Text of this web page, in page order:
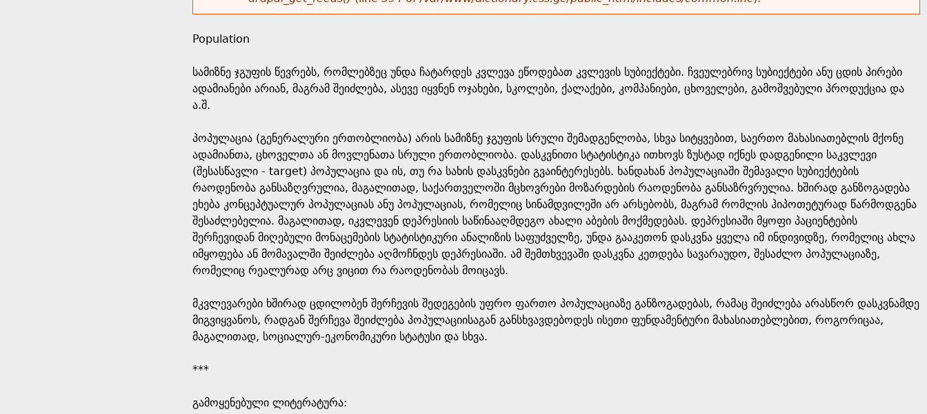
r
s
e
h
e
r
e
o
r
e
s
s
a
g
e
Population
სამიზნე ჯგუფის წევრებს, რომლებზეც უნდა ჩატარდეს კვლევა ეწოდებათ კვლევის სუბიექტები. ჩვეულებრივ სუბიექტები ანუ ცდის პირები
ადამიანები არიან, მაგრამ შეიძლება, ასევე იყვნენ ოჯახები, სკოლები, ქალაქები, კომპანიები, ცხოველები, გამოშვებული პროდუქცია და
ა.შ.
პოპულაცია (გენერალური ერთობლიობა) არის სამიზნე ჯგუფის სრული შემადგენლობა, სხვა სიტყვებით, საერთო მახასიათებლის მქონე
ადამიანთა, ცხოველთა ან მოვლენათა სრული ერთობლიობა. დასკვნითი სტატისტიკა ითხოვს ზუსტად იქნეს დადგენილი საკვლევი
(შესასწავლი - target) პოპულაცია და ის, თუ რა სახის დასკვნები გვაინტერესებს. ხანდახან პოპულაციაში შემავალი სუბიექტების
რაოდენობა განსაზღვრულია, მაგალითად, საქართველოში მცხოვრები მოზარდების რაოდენობა განსაზრვრულია. ხშირად განზოგადება
ეხება კონცეპტუალურ პოპულაციას ანუ პოპულაციას, რომელიც სინამდვილეში არ არსებობს, მაგრამ რომლის ჰიპოთეტურად წარმოდგენა
შესაძლებელია. მაგალითად, იკვლევენ დეპრესიის საწინააღმდეგო ახალი აბების მოქმედებას. დეპრესიაში მყოფი პაციენტების
შერჩევიდან მიღებული მონაცემების სტატისტიკური ანალიზის საფუძველზე, უნდა გააკეთონ დასკვნა ყველა იმ ინდივიდზე, რომელიც ახლა
იმყოფება ან მომავალში შეიძლება აღმოჩნდეს დეპრესიაში. ამ შემთხვევაში დასკვნა კეთდება სავარაუდო, შესაძლო პოპულაციაზე,
რომელიც რეალურად არც ვიცით რა რაოდენობას მოიცავს.
მკვლევარები ხშირად ცდილობენ შერჩევის შედეგების უფრო ფართო პოპულაციაზე განზოგადებას, რამაც შეიძლება არასწორ დასკვნამდე
მიგვიყვანოს, რადგან შერჩევა შეიძლება პოპულაციისაგან განსხვავდებოდეს ისეთი ფუნდამენტური მახასიათებლებით, როგორიცაა,
მაგალითად, სოციალურ-ეკონომიკური სტატუსი და სხვა.
***
გამოყენებული ლიტერატურა: